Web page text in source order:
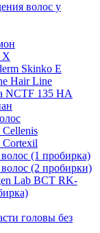
волос у
X
Skinko E
Hair Line
NCTF 135 HA
Cellenis
Cortexil
(1 пробирка)
(2 пробирки)
Lab BCT RK-
головы без